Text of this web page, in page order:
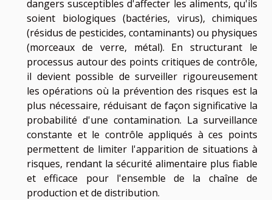
dangers susceptibles d'affecter les aliments, qu'ils
soient biologiques (bactéries, virus), chimiques
(résidus de pesticides, contaminants) ou physiques
(morceaux de verre, métal). En structurant le
processus autour des points critiques de contrôle,
il devient possible de surveiller rigoureusement
les opérations où la prévention des risques est la
plus nécessaire, réduisant de façon significative la
probabilité d'une contamination. La surveillance
constante et le contrôle appliqués à ces points
permettent de limiter l'apparition de situations à
risques, rendant la sécurité alimentaire plus fiable
et efficace pour l'ensemble de la chaîne de
production et de distribution.